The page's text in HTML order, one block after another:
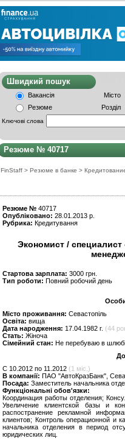
Швидкий
Вакансія
Місто
Резюме
Розділ
Ключові слова
Резюме № 40717
FinStaff > Резюме в банке >
Резюме № 40717
Опубліковано: 28.01.2013 р.
Рубрика: Кредитування
Экономист /
Стартова зарплата: 3000 грн.
Тип роботи: Повний робочий день
Місто проживання: Севастопіль
Освіта: вища
Дата народження: 17.04.1982 г. (44
Стать: Жіноча
Сімейний стан: Не перебуваю в
C 10.2012 по 11.2012 (1 міс.)
В компанії: ПАО "АвтоКразБанк",
Посада: Заместитель начальника
Функціональні обов'язки:
Координация работы отделения;
Увеличение клиентской базы и
распостранение рекламной
клиентов; Контроль операционной и
начальника отделения в период
юридических лиц.